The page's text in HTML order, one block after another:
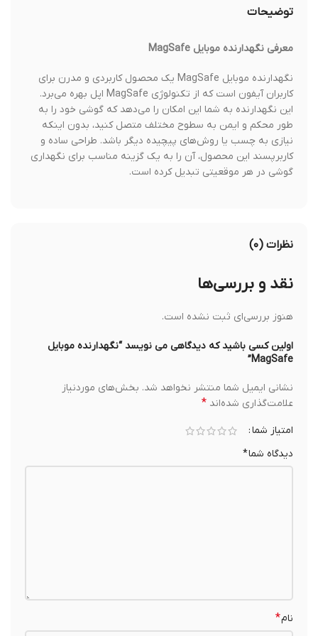
توضیحات
معرفی نگهدارنده موبایل MagSafe
نگهدارنده موبایل MagSafe یک محصول کاربردی و مدرن برای
کاربران آیفون است که از تکنولوژی MagSafe اپل بهره می‌برد.
این نگهدارنده به شما این امکان را می‌دهد که گوشی خود را به
طور محکم و ایمن به سطوح مختلف متصل کنید، بدون اینکه
نیازی به چسب یا روش‌های پیچیده دیگر باشد. طراحی ساده و
کاربرپسند این محصول، آن را به یک گزینه مناسب برای نگهداری
گوشی در هر موقعیتی تبدیل کرده است.
نظرات (۰)
نقد و بررسی‌ها
هنوز بررسی‌ای ثبت نشده است.
اولین کسی باشید که دیدگاهی می نویسد “نگهدارنده موبایل
MagSafe”
نشانی ایمیل شما منتشر نخواهد شد. بخش‌های موردنیاز
علامت‌گذاری شده‌اند*
امتیاز شما
دیدگاه شما*